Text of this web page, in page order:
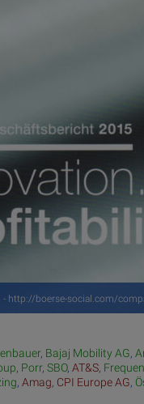
http://boerse-social.com/
, Bajaj Mobility AG,
, Porr, SBO, AT&S,
, Amag, CPI Europe AG,